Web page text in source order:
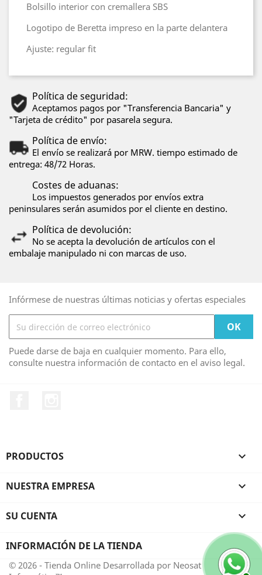
Bolsillo interior con cremallera SBS
Logotipo de Beretta impreso en la parte delantera
Ajuste: regular fit
Política de seguridad:
Aceptamos pagos por "Transferencia Bancaria" y
"Tarjeta de crédito" por pasarela segura.
Política de envío:
El envío se realizará por MRW. tiempo estimado de
entrega: 48/72 Horas.
Costes de aduanas:
Los impuestos generados por envíos extra
peninsulares serán asumidos por el cliente en destino.
Política de devolución:
No se acepta la devolución de artículos con el
embalaje manipulado ni con marcas de uso.
Infórmese de nuestras últimas noticias y ofertas especiales
Puede darse de baja en cualquier momento. Para ello,
consulte nuestra información de contacto en el aviso legal.
PRODUCTOS 
NUESTRA EMPRESA 
SU CUENTA 
INFORMACIÓN DE LA TIENDA
© 2026 - Tienda Online Desarrollada por Neosat